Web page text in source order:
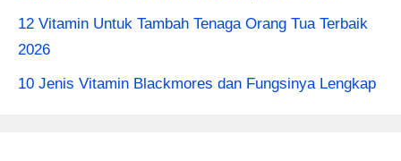
12 Vitamin Untuk Tambah Tenaga Orang Tua Terbaik
2026
10 Jenis Vitamin Blackmores dan Fungsinya Lengkap